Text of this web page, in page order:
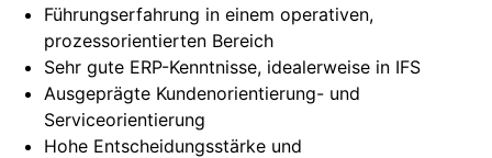
Führungserfahrung in einem operativen,
prozessorientierten Bereich
Sehr gute ERP-Kenntnisse, idealerweise in IFS
Ausgeprägte Kundenorientierung- und
Serviceorientierung
Hohe Entscheidungsstärke und